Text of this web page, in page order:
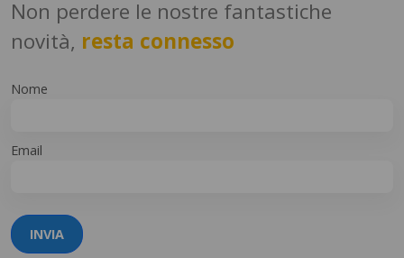
Non perdere le nostre fantastiche
novità, resta connesso
Nome
Email
INVIA